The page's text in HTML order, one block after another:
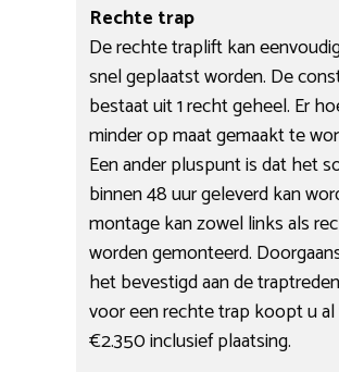
Rechte trap
De rechte traplift kan
snel geplaatst worden. De
bestaat uit 1 recht geheel. Er
minder op maat gemaakt te
Een ander pluspunt is dat het
binnen 48 uur geleverd kan
montage kan zowel links als
worden gemonteerd.
het bevestigd aan de
voor een rechte trap koopt u al
€2.350 inclusief plaatsing.